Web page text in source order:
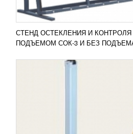
СТЕНД ОСТЕКЛЕНИЯ И
ПОДЪЕМОМ СОК-3 И БЕЗ
РАСТЯЖНОЙ